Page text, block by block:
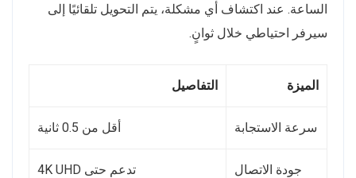
الساعة. عند اكتشاف أي مشكلة، يتم التحويل تلقائيًا إلى
سيرفر احتياطي خلال ثوانٍ.
الميزة التفاصيل
سرعة الاستجابة أقل من 0.5 ثانية
جودة الاتصال تدعم حتى 4K UHD